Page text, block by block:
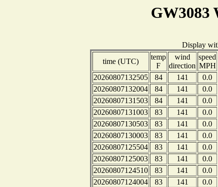
GW3083
Display
time (UTC)
temp
F
wind
direction
speed
MPH
20260807132505
84 141
0.0
20260807132004
84 141
0.0
20260807131503
84 141
0.0
20260807131003
83 141
0.0
20260807130503
83 141
0.0
20260807130003
83 141
0.0
20260807125504
83 141
0.0
20260807125003
83 141
0.0
20260807124510
83 141
0.0
20260807124004
83 141
0.0